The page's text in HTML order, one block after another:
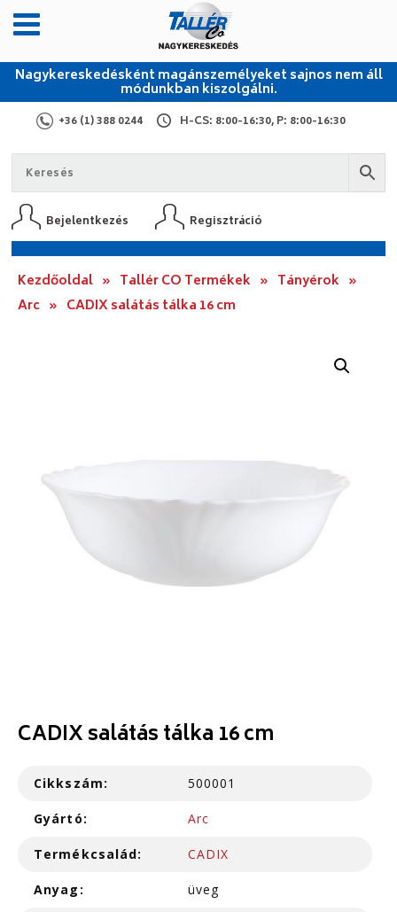
Nagykereskedésként magánszemélyeket sajnos nem áll
módunkban kiszolgálni.
+36 (1) 388 0244 H-CS: 8:00-16:30, P: 8:00-16:30
Bejelentkezés Regisztráció
Kezdőoldal » Tallér CO Termékek » Tányérok »
Arc » CADIX salátás tálka 16 cm
CADIX salátás tálka 16 cm
Cikkszám: 500001
Gyártó: Arc
Termékcsalád: CADIX
Anyag: üveg